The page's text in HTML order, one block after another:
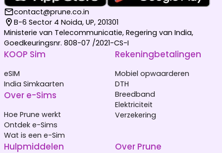
contact@prune.co.in
B-6 Sector 4 Noida, UP, 201301
Ministerie van Telecommunicatie, Regering van India,
Goedkeuringsnr. 808-07 /2021-CS-I
KOOP Sim
eSIM
India Simkaarten
Over e-Sims
Hoe Prune werkt
Ontdek e-Sims
Wat is een e-Sim
Rekeningbetalingen
Mobiel opwaarderen
DTH
Breedband
Elektriciteit
Verzekering
Hulpmiddelen Over Prune